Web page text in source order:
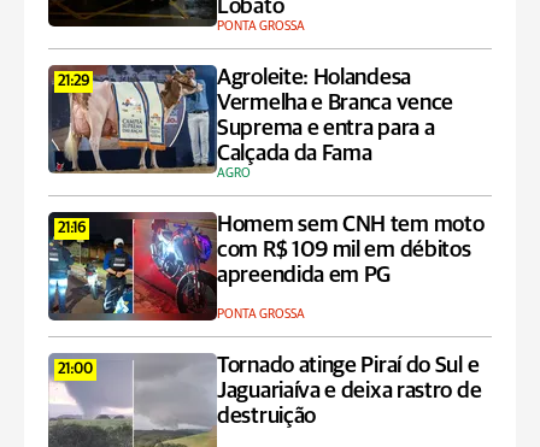
Lobato
PONTA GROSSA
21:29
Agroleite: Holandesa
Vermelha e Branca vence
Suprema e entra para a
Calçada da Fama
AGRO
21:16
Homem sem CNH tem moto
com R$ 109 mil em débitos
apreendida em PG
PONTA GROSSA
21:00
Tornado atinge Piraí do Sul e
Jaguariaíva e deixa rastro de
destruição